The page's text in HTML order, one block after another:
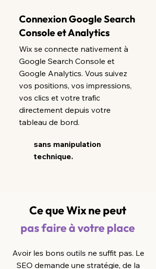
Connexion Google Search
Console et Analytics
Wix se connecte nativement à
Google Search Console et
Google Analytics. Vous suivez
vos positions, vos impressions,
vos clics et votre trafic
directement depuis votre
tableau de bord.
sans manipulation
technique.
Ce que Wix ne peut
pas faire à votre place
Avoir les bons outils ne suffit pas. Le
SEO demande une stratégie, de la